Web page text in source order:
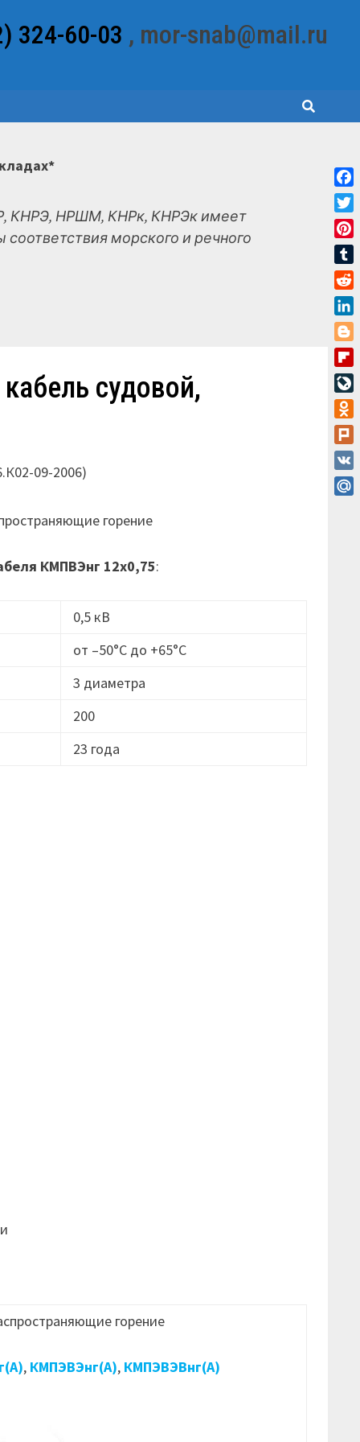
324-60-03 , mor-snab@mail.ru
КНРЭ, НРШМ, КНРк, КНРЭк имеет
морского и речного
судовой,
09-2006)
горение
КМПВЭнг 12х0,75:
0,5 кВ
от –50°C до +65°C
3 диаметра
200
23 года
горение
, КМПЭВЭнг(А), КМПЭВЭВнг(А)
VK